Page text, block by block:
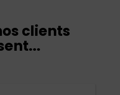
clients